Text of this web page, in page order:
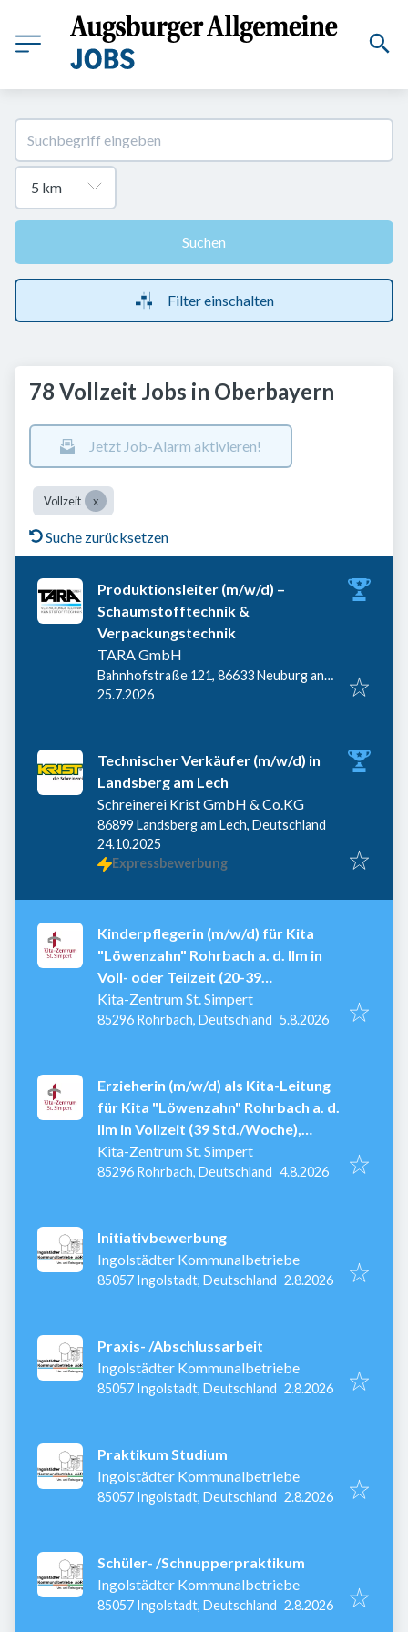
Suchen
Filter einschalten
78 Vollzeit Jobs in Oberbayern
Jetzt Job-Alarm aktivieren!
Vollzeit
Suche zurücksetzen
Produktionsleiter (m/w/d) –
Schaumstofftechnik &
Verpackungstechnik
TARA GmbH
Bahnhofstraße 121, 86633 Neuburg an
der Donau, Deutschland
Veröffentlicht
25.7.2026
Technischer Verkäufer (m/w/d) in
Landsberg am Lech
Schreinerei Krist GmbH & Co.KG
86899 Landsberg am Lech, Deutschland
Veröffentlicht
24.10.2025
Expressbewerbung
Kinderpflegerin (m/w/d) für Kita
"Löwenzahn" Rohrbach a. d. Ilm in
Voll- oder Teilzeit (20-39
Std./Woche), ab 01.09.2026
Kita-Zentrum St. Simpert
85296 Rohrbach, Deutschland Veröffentlicht:
5.8.2026
Erzieherin (m/w/d) als Kita-Leitung
für Kita "Löwenzahn" Rohrbach a. d.
Ilm in Vollzeit (39 Std./Woche),
unbefristet
Kita-Zentrum St. Simpert
85296 Rohrbach, Deutschland Veröffentlicht:
4.8.2026
Initiativbewerbung
Ingolstädter Kommunalbetriebe
85057 Ingolstadt, Deutschland Veröffentlicht
2.8.2026
Praxis- /Abschlussarbeit
Ingolstädter Kommunalbetriebe
85057 Ingolstadt, Deutschland Veröffentlicht
2.8.2026
Praktikum Studium
Ingolstädter Kommunalbetriebe
85057 Ingolstadt, Deutschland Veröffentlicht
2.8.2026
Schüler- /Schnupperpraktikum
Ingolstädter Kommunalbetriebe
85057 Ingolstadt, Deutschland Veröffentlicht
2.8.2026